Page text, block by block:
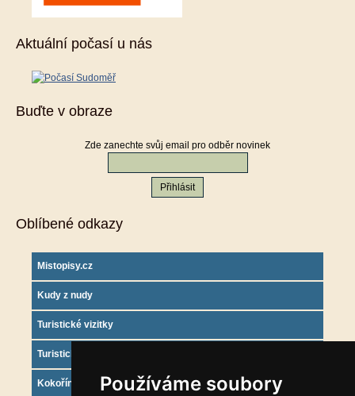
Používáme soubory
Aktuální počasí u nás
Buďte v obraze
Zde zanechte svůj email pro odběr novinek
Oblíbené odkazy
Mistopisy.cz
Kudy z nudy
Turistické vizitky
Turistický deník
Kokořínsko info